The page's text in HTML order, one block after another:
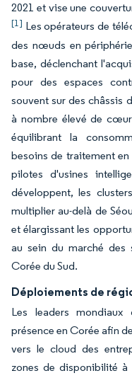
2021 et vise une
[1] Les opérateurs de
des nœuds en
base, déclenchant
pour des espaces
souvent sur des châssis
à nombre élevé de
équilibrant la
besoins de traitement
pilotes d'usines
développent, les
multiplier au-delà de
et élargissant les
au sein du marché des
Corée du Sud.
Déploiements de
Les leaders
présence en Corée afin
vers le cloud des
zones de disponibilité à